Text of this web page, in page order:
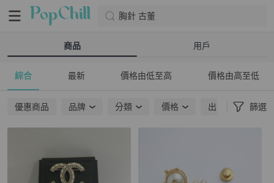
胸針 古董
商品 用戶
綜合 最新 價格由低至高 價格由高至低
優惠商品 品牌 分類 價格 出貨地點 篩選